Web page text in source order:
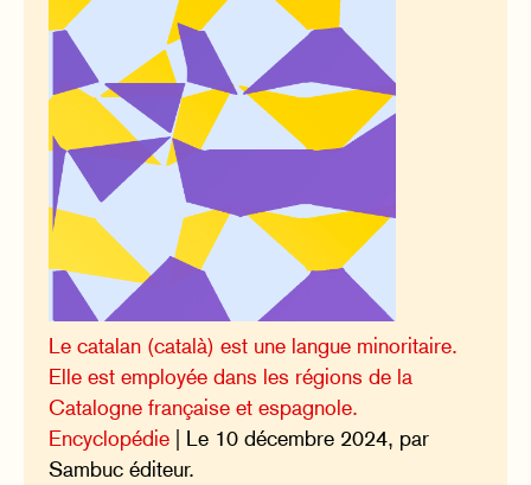
Le catalan (català) est une langue minoritaire.
Elle est employée dans les régions de la
Catalogne française et espagnole.
Encyclopédie | Le 10 décembre 2024, par
Sambuc éditeur.